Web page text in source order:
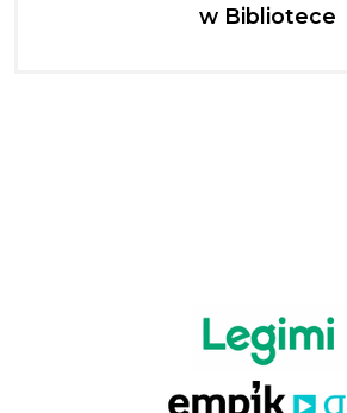
w Bibliotece